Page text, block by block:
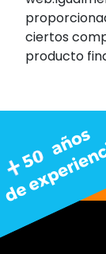
ciertos
producto